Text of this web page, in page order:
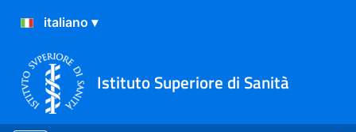
Istituto Superiore di Sanità